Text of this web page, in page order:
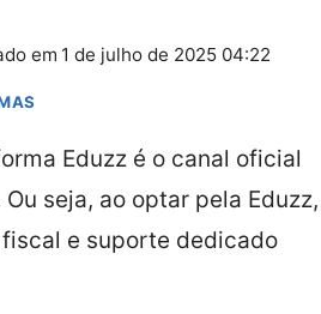
em 1 de julho de 2025 04:22
Eduzz é o canal oficial
seja, ao optar pela Eduzz,
e suporte dedicado